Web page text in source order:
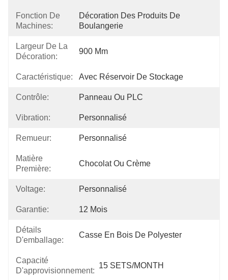
Fonction De
Machines:
Décoration Des Produits De
Boulangerie
Largeur De La
Décoration:
900 Mm
Caractéristique: Avec Réservoir De Stockage
Contrôle: Panneau Ou PLC
Vibration: Personnalisé
Remueur: Personnalisé
Matière
Première:
Chocolat Ou Crème
Voltage: Personnalisé
Garantie: 12 Mois
Détails
D'emballage:
Casse En Bois De Polyester
Capacité
D'approvisionnement:
15 SETS/MONTH